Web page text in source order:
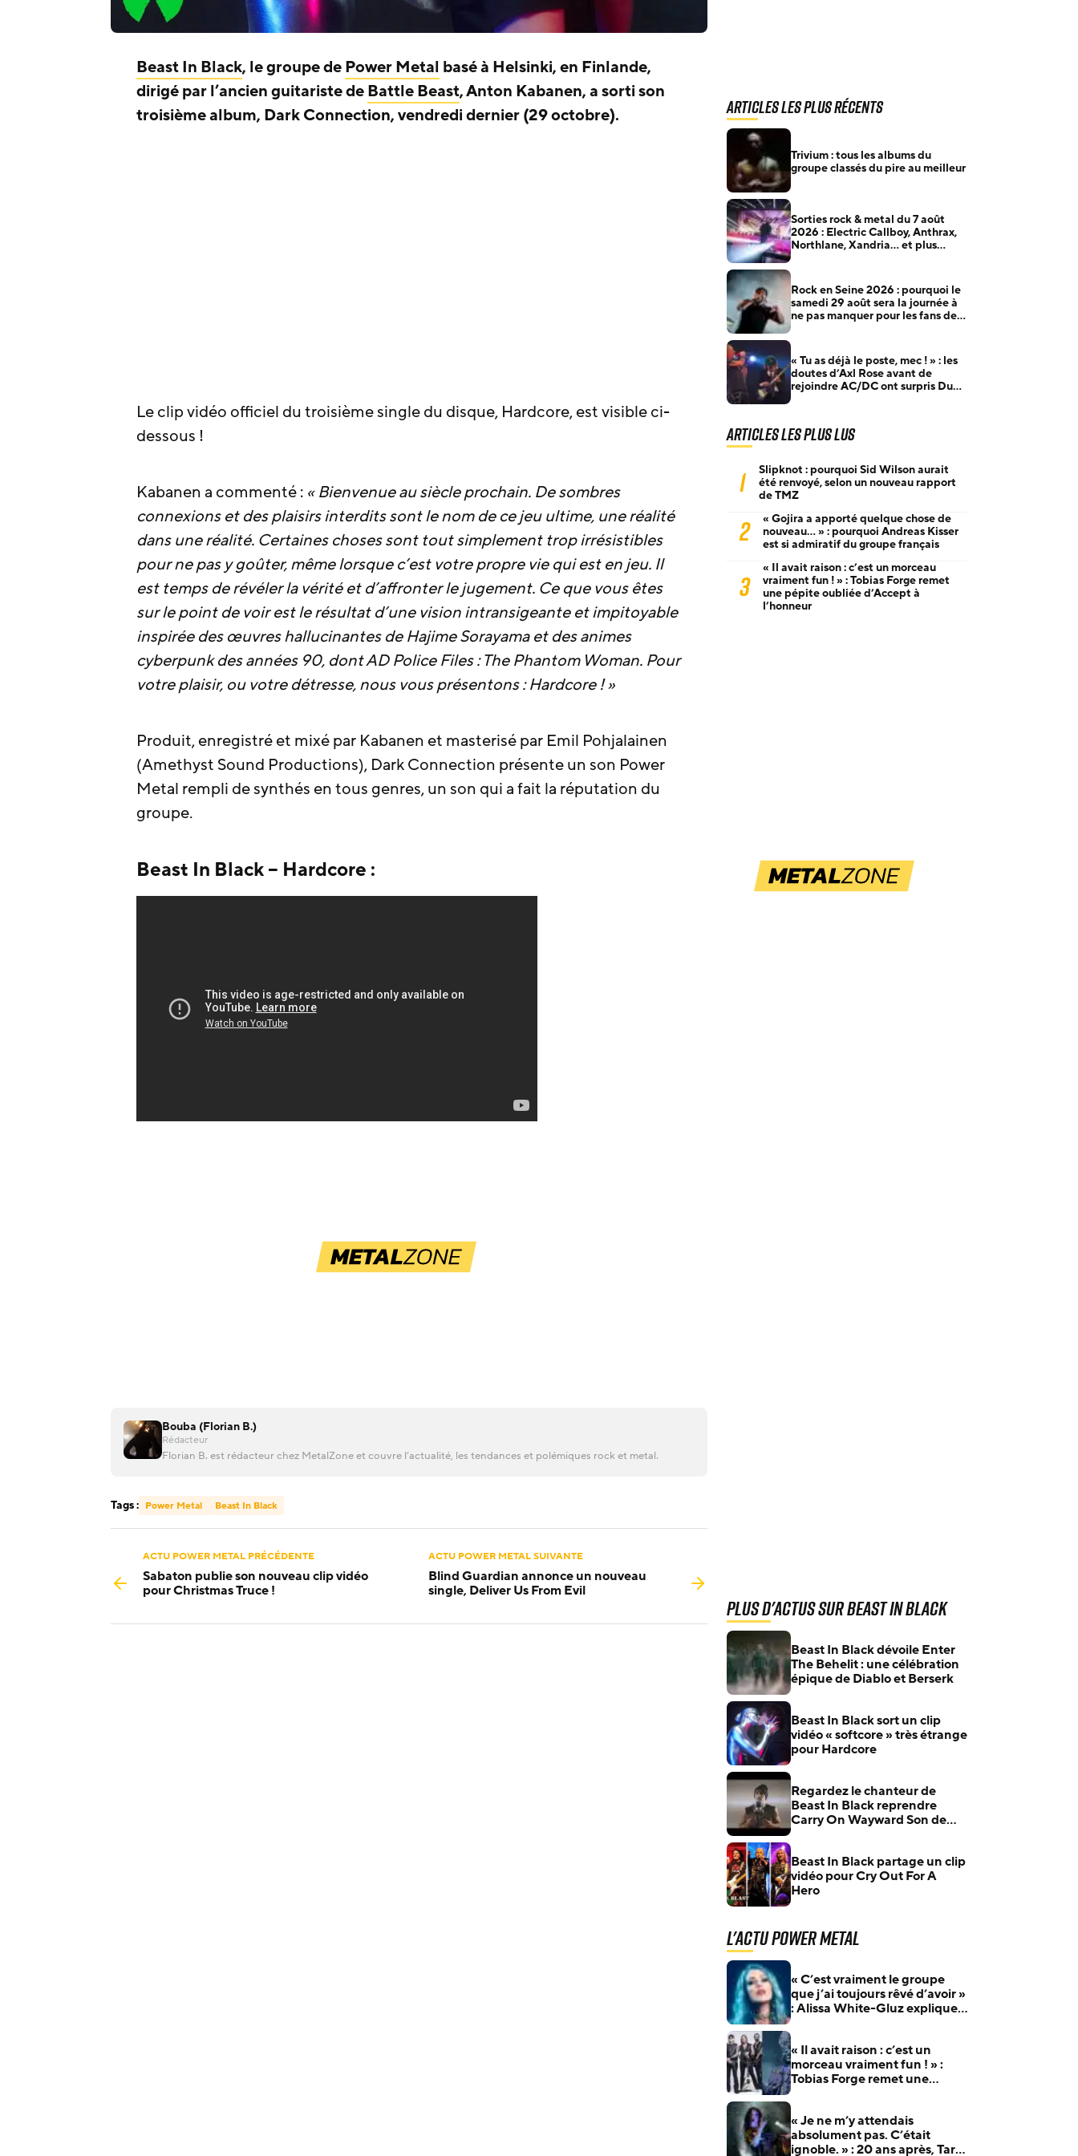
Beast In Black, le groupe dePower Metal basé à Helsinki, en Finlande,
dirigé par l’ancien guitariste deBattle Beast, Anton Kabanen, a sorti son
troisième album, Dark Connection, vendredi dernier (29 octobre).
Le clip vidéo officiel du troisième single du disque, Hardcore, est visible ci-
dessous !
Kabanen a commenté : « Bienvenue au siècle prochain. De sombres
connexions et des plaisirs interdits sont le nom de ce jeu ultime, une réalité
dans une réalité. Certaines choses sont tout simplement trop irrésistibles
pour ne pas y goûter, même lorsque c’est votre propre vie qui est en jeu. Il
est temps de révéler la vérité et d’affronter le jugement. Ce que vous êtes
sur le point de voir est le résultat d’une vision intransigeante et impitoyable
inspirée des œuvres hallucinantes de Hajime Sorayama et des animes
cyberpunk des années 90, dont AD Police Files : The Phantom Woman. Pour
votre plaisir, ou votre détresse, nous vous présentons : Hardcore ! »
Produit, enregistré et mixé par Kabanen et masterisé par Emil Pohjalainen
(Amethyst Sound Productions), Dark Connection présente un son Power
Metal rempli de synthés en tous genres, un son qui a fait la réputation du
groupe.
Beast In Black – Hardcore :
Bouba (Florian B.)
Rédacteur
Florian B. est rédacteur chez MetalZone et couvre l’actualité, les tendances et polémiques rock et metal.
Tags : Power Metal Beast In Black
ACTU POWER METAL PRÉCÉDENTE
Sabaton publie son nouveau clip vidéo
pour Christmas Truce !
ACTU POWER METAL SUIVANTE
Blind Guardian annonce un nouveau
single, Deliver Us From Evil
Articles les plus récents
Trivium : tous les albums du
groupe classés du pire au meilleur
Sorties rock & metal du 7 août
2026 : Electric Callboy, Anthrax,
Northlane, Xandria… et plus
Rock en Seine 2026 : pourquoi le
samedi 29 août sera la journée à
ne pas manquer pour les fans de
« Tu as déjà le poste, mec ! » : les
doutes d’Axl Rose avant de
rejoindre AC/DC ont surpris Duff
Articles les plus lus
1
Slipknot : pourquoi Sid Wilson aurait
été renvoyé, selon un nouveau rapport
de TMZ
2
« Gojira a apporté quelque chose de
nouveau… » : pourquoi Andreas Kisser
est si admiratif du groupe français
3
« Il avait raison : c’est un morceau
vraiment fun ! » : Tobias Forge remet
une pépite oubliée d’Accept à
l’honneur
Plus d'actus sur Beast In Black
Beast In Black dévoile Enter
The Behelit : une célébration
épique de Diablo et Berserk
Beast In Black sort un clip
vidéo « softcore » très étrange
pour Hardcore
Regardez le chanteur de
Beast In Black reprendre
Carry On Wayward Son de
Beast In Black partage un clip
vidéo pour Cry Out For A
Hero
L'actu Power Metal
« C’est vraiment le groupe
que j’ai toujours rêvé d’avoir »
: Alissa White-Gluz explique
« Il avait raison : c’est un
morceau vraiment fun ! » :
Tobias Forge remet une
« Je ne m’y attendais
absolument pas. C’était
ignoble. » : 20 ans après, Tarja